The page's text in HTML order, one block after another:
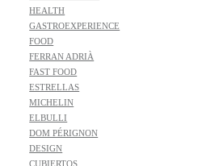
HEALTH
GASTROEXPERIENCE
FOOD
FERRAN ADRIÀ
FAST FOOD
ESTRELLAS
MICHELIN
ELBULLI
DOM PÉRIGNON
DESIGN
CUBIERTOS